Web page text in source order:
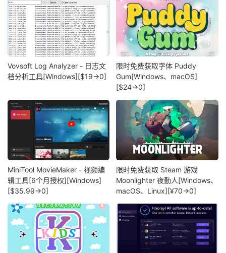
Vovsoft Log Analyzer - 日志文
档分析工具[Windows][$19→0]
限时免费获取字体 Puddy
Gum[Windows、macOS]
[$24→0]
MiniTool MovieMaker - 视频编
辑工具[6个月授权][Windows]
[$35.99→0]
限时免费获取 Steam 游戏
Moonlighter 夜勤人[Windows、
macOS、Linux][¥70→0]